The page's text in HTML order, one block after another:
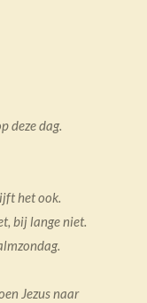
deze dag.
het ook.
bij lange niet.
Jezus naar